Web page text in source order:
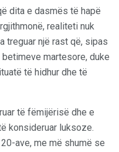
dita e dasmës të hapë
realiteti nuk
treguar një rast që, sipas
martesore, duke
të hidhur dhe të
të fëmijërisë dhe e
konsideruar luksoze.
ave, me më shumë se